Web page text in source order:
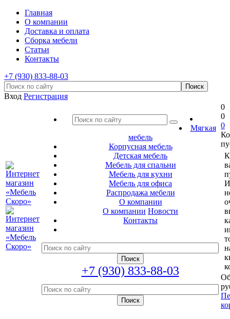
Главная
О компании
Доставка и оплата
Сборка мебели
Статьи
Контакты
+7 (930) 833-88-03
Вход Регистрация
Мягкая
мебель
Корпусная мебель
Детская мебель
Мебель для спальни
Мебель для кухни
Мебель для офиса
Распродажа мебели
О компании
О компании Новости
Контакты
+7 (930) 833-88-03
0
0
0